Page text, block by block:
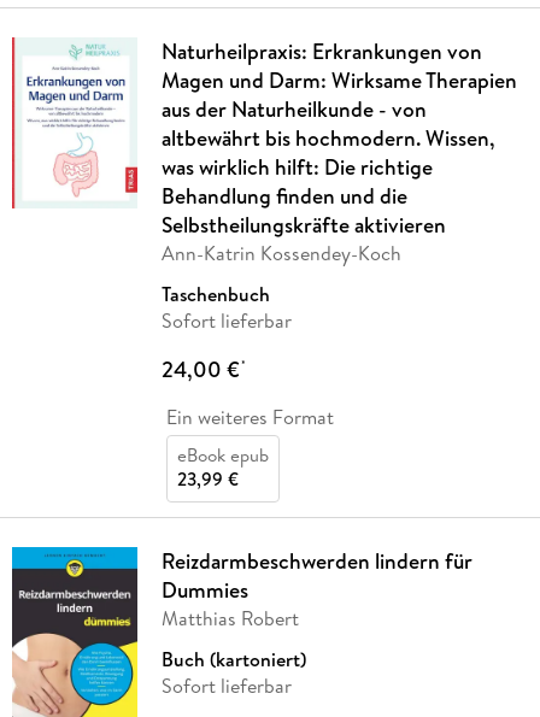
Naturheilpraxis: Erkrankungen von
Magen und Darm: Wirksame Therapien
aus der Naturheilkunde - von
altbewährt bis hochmodern. Wissen,
was wirklich hilft: Die richtige
Behandlung finden und die
Selbstheilungskräfte aktivieren
Ann-Katrin Kossendey-Koch
Taschenbuch
Sofort lieferbar
24,00 €*
Ein weiteres Format
eBook epub
23,99 €
Reizdarmbeschwerden lindern für
Dummies
Matthias Robert
Buch (kartoniert)
Sofort lieferbar